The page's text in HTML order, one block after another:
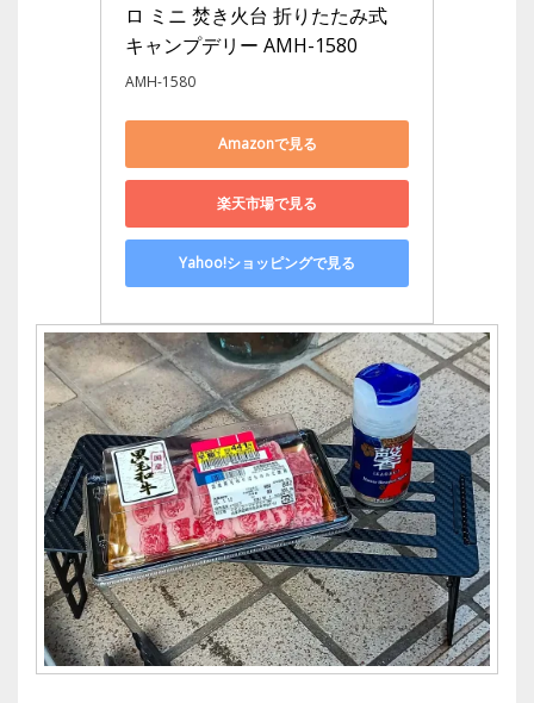
ロ ミニ 焚き火台 折りたたみ式
キャンプデリー AMH-1580
AMH-1580
Amazonで見る
楽天市場で見る
Yahoo!ショッピングで見る